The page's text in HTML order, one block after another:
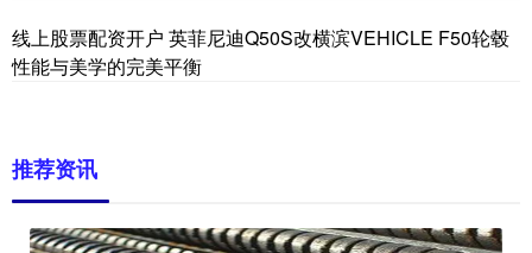
线上股票配资开户 英菲尼迪Q50S改横滨VEHICLE F50轮毂
性能与美学的完美平衡
推荐资讯